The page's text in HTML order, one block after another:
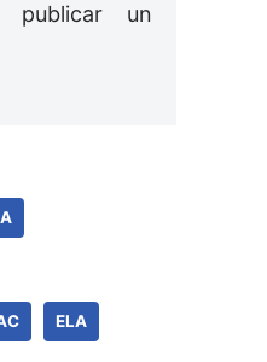
publicar un
ELA